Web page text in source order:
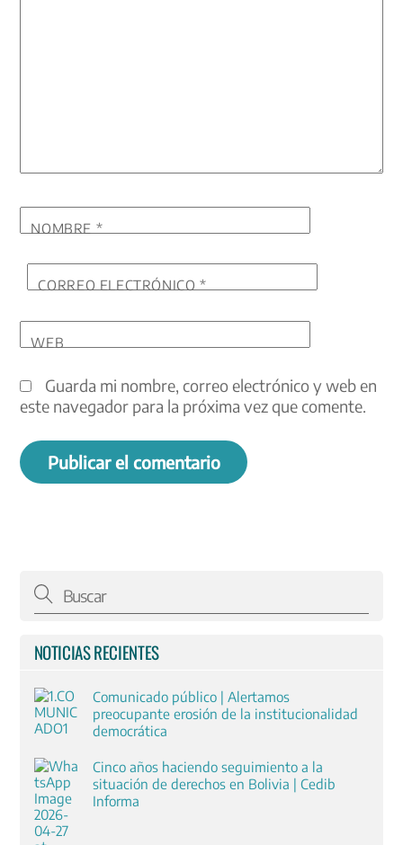
NOMBRE *
CORREO ELECTRÓNICO*
WEB
Guarda mi nombre, correo electrónico y web en
este navegador para la próxima vez que comente.
NOTICIAS RECIENTES
Comunicado público | Alertamos
preocupante erosión de la institucionalidad
democrática
Cinco años haciendo seguimiento a la
situación de derechos en Bolivia | Cedib
Informa